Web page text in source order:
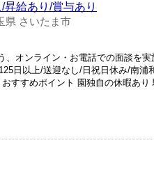
給あり/賞与あり
県 さいたま市
、オンライン・お電話での面談を実
日以上/送迎なし/日祝日休み/南浦
すすめポイント 園独自の休暇あり